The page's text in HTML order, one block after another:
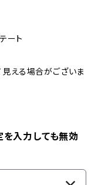
ート
える場合がございま
入力しても無効